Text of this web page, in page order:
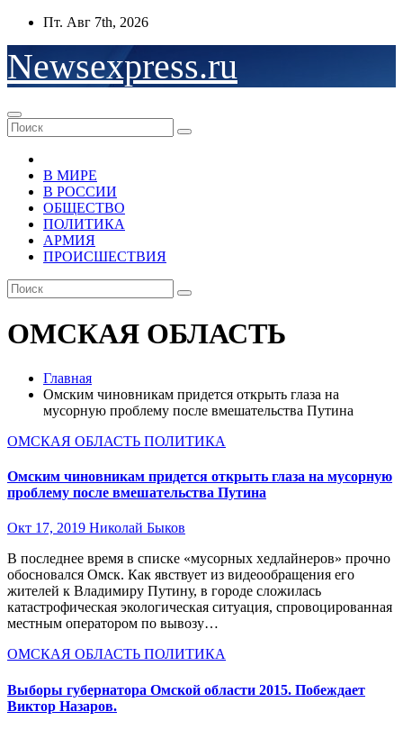
Перейти
содержимому
Пт. Авг 7th, 2026
Newsexpress.ru
В МИРЕ
В РОССИИ
ОБЩЕСТВО
ПОЛИТИКА
АРМИЯ
ПРОИСШЕСТВИЯ
ОМСКАЯ ОБЛАСТЬ
Главная
Омским чиновникам придется открыть глаза на
мусорную проблему после вмешательства Путина
ОМСКАЯ ОБЛАСТЬ ПОЛИТИКА
Омским чиновникам придется открыть глаза на мусорную
проблему после вмешательства Путина
Окт 17, 2019 Николай Быков
В последнее время в списке «мусорных хедлайнеров» прочно
обосновался Омск. Как явствует из видеообращения его
жителей к Владимиру Путину, в городе сложилась
катастрофическая экологическая ситуация, спровоцированная
местным оператором по вывозу…
ОМСКАЯ ОБЛАСТЬ ПОЛИТИКА
Выборы губернатора Омской области 2015. Побеждает
Виктор Назаров.